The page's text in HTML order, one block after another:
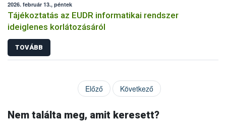
2026. február 13., péntek
Tájékoztatás az EUDR informatikai rendszer
ideiglenes korlátozásáról
TOVÁBB
Előző Következő
Nem találta meg, amit keresett?